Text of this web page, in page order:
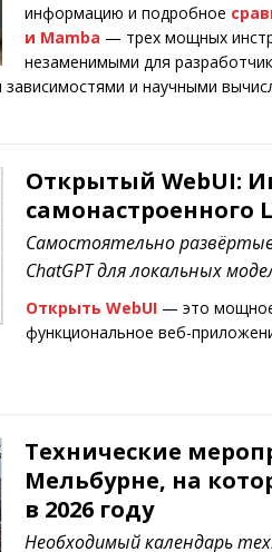
информацию и подробное
и Mamba — трех мощных
незаменимыми для
и научными
Открытый WebUI:
самонастроенного
Самостоятельно
ChatGPT для локальных
Открыть WebUI— это
функциональное веб-
Технические
Мельбурне, на
в 2026 году
Необходимый календарь